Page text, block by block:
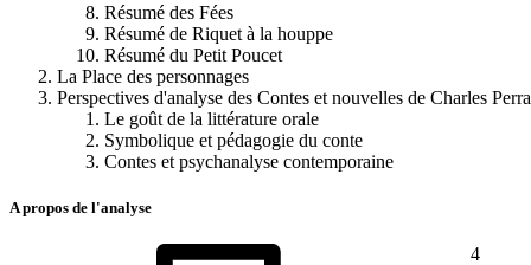
Résumé des Fées
Résumé de Riquet à la houppe
Résumé du Petit Poucet
La Place des personnages
Perspectives d'analyse des Contes et nouvelles de Charles
Le goût de la littérature orale
Symbolique et pédagogie du conte
Contes et psychanalyse contemporaine
A propos de l'analyse
4